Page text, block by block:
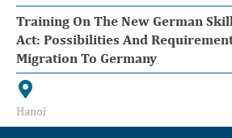
Training On The New German
Act: Possibilities And
Migration To Germany
Hanoi